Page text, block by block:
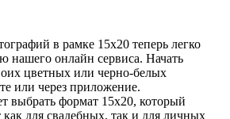
в рамке 15х20 теперь легко
нашего онлайн сервиса. Начать
цветных или черно-белых
или через приложение.
выбрать формат 15х20, который
как для свадебных, так и для личных